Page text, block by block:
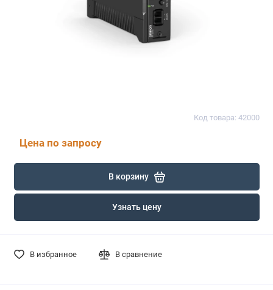
Код товара: 42000
Цена по запросу
В корзину
Узнать цену
В избранное В сравнение